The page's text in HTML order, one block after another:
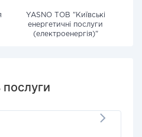
YASNO ТОВ "Київські
енергетичні послуги
(електроенергія)"